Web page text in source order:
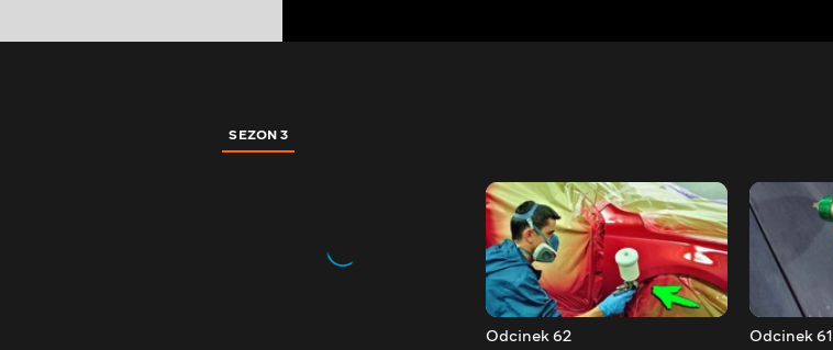
SEZON 3
Odcinek 62 Odcinek 61